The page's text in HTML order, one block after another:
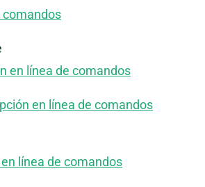
comandos
en línea de comandos
en línea de comandos
línea de comandos